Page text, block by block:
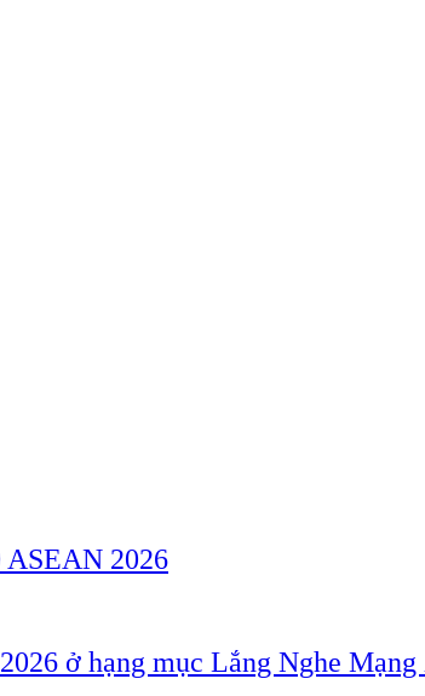
2026
ở hạng mục Lắng Nghe